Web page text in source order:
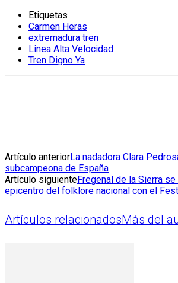
Etiquetas
Carmen Heras
extremadura tren
Linea Alta Velocidad
Tren Digno Ya
Artículo anteriorLa nadadora Clara
subcampeona de España
Artículo siguienteFregenal de la Sierra
epicentro del folklore nacional con el
Artículos relacionadosMás del